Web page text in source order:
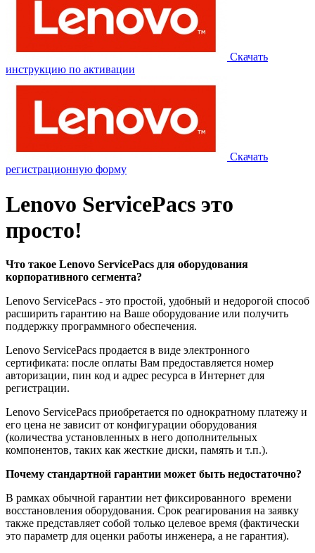
Скачать
инструкцию по активации
Скачать
регистрационную форму
Lenovo ServicePacs это
просто!
Что такое Lenovo ServicePacs для оборудования
корпоративного сегмента?
Lenovo ServicePacs - это простой, удобный и недорогой способ
расширить гарантию на Ваше оборудование или получить
поддержку программного обеспечения.
Lenovo ServicePacs продается в виде электронного
сертификата: после оплаты Вам предоставляется номер
авторизации, пин код и адрес ресурса в Интернет для
регистрации.
Lenovo ServicePacs приобретается по однократному платежу и
его цена не зависит от конфигурации оборудования
(количества установленных в него дополнительных
компонентов, таких как жесткие диски, память и т.п.).
Почему стандартной гарантии может быть недостаточно?
В рамках обычной гарантии нет фиксированного времени
восстановления оборудования. Срок реагирования на заявку
также представляет собой только целевое время (фактически
это параметр для оценки работы инженера, а не гарантия).